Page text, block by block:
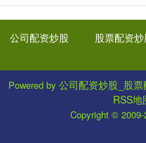
公司配资炒股 股票配资
Powered by 公司配资炒股_股
RSS地
Copyright © 2009-